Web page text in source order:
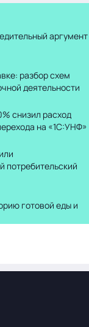
аргумент
разбор схем
деятельности
снизил расход
на «1С:УНФ»
потребительский
готовой еды и